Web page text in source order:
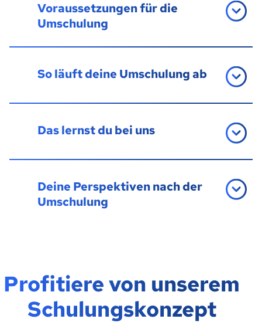
Voraussetzungen für die
Umschulung
So läuft deine Umschulung ab
Das lernst du bei uns
Deine Perspektiven nach der
Umschulung
Profitiere von unserem
Schulungskonzept